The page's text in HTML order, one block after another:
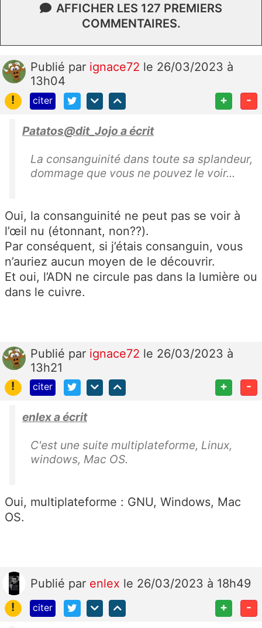
AFFICHER LES 127 PREMIERS
COMMENTAIRES.
Publié par ignace72 le 26/03/2023 à
13h04
!
citer + -
Patatos@dit_Jojo a écrit
La consanguinité dans toute sa splandeur,
dommage que vous ne pouvez le voir...
Oui, la consanguinité ne peut pas se voir à
l’œil nu (étonnant, non??).
Par conséquent, si j’étais consanguin, vous
n’auriez aucun moyen de le découvrir.
Et oui, l’ADN ne circule pas dans la lumière ou
dans le cuivre.
Publié par ignace72 le 26/03/2023 à
13h21
!
citer + -
enlex a écrit
C'est une suite multiplateforme, Linux,
windows, Mac OS.
Oui, multiplateforme : GNU, Windows, Mac
OS.
Publié par enlex le 26/03/2023 à 18h49
!
citer + -